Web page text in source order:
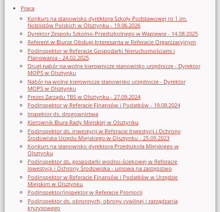
Praca
Konkurs na stanowisko dyrektora Szkoły Podstawowej nr 1 im.
Noblistów Polskich w Olsztynku - 19.06.2026
Dyrektor Zespołu Szkolno-Przedszkolnego w Waplewie - 14.08.2025
Referent w Biurze Obsługi Interesanta w Referacie Organizacyjnym
Podinspektor w Referacie Gospodarki Nieruchomościami i
Planowania - 24.02.2025
Drugi nabór na wolne kierownicze stanowisko urzędnicze - Dyrektor
MOPS w Olsztynku
Nabór na wolne kierownicze stanowisko urzędnicze - Dyrektor
MOPS w Olsztynku
Prezes Zarządu TBS w Olsztynku - 27.09.2024
Podinspektor w Referacie Finansów i Podatków - 19.08.2024
Inspektor ds. drogownictwa
Kierownik Biura Rady Miejskiej w Olsztynku
Podinspektor ds. inwestycji w Referacie Inwestycji i Ochrony
Środowiska Urzędu Miejskiego w Olsztynku - 25.09.2023
Konkurs na stanowisko dyrektora Przedszkola Miejskiego w
Olsztynku
Podinspektor ds. gospodarki wodno-ściekowej w Referacie
Inwestycji i Ochrony Środowiska - umowa na zastępstwo
Podinspektor w Referacie Finansów i Podatków w Urzędzie
Miejskim w Olsztynku
Podinspektor/inspektor w Referacie Promocji
Podinspektor ds. obronnych, obrony cywilnej i zarządzania
kryzysowego